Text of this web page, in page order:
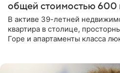
общей стоимостью 600
В активе 39-летней
квартира в столице,
Горе и апартаменты класса